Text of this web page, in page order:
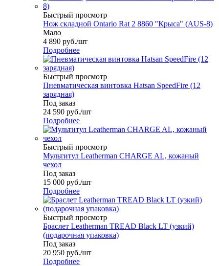
Быстрый просмотр
Нож складной Ontario Rat 2 8860 "Крыса" (AUS-8)
Мало
4 890 руб./шт
Подробнее
Быстрый просмотр
Пневматическая винтовка Hatsan SpeedFire (12
зарядная)
Под заказ
24 590 руб./шт
Подробнее
Быстрый просмотр
Мультитул Leatherman CHARGE AL, кожаный
чехол
Под заказ
15 000 руб./шт
Подробнее
Быстрый просмотр
Браслет Leatherman TREAD Black LT (узкий)
(подарочная упаковка)
Под заказ
20 950 руб./шт
Подробнее